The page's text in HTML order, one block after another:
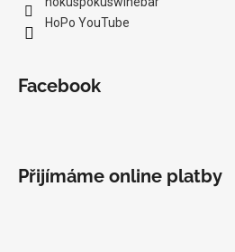
HoPo YouTube
Facebook
Přijímáme online platby